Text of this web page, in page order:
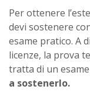
Per ottenere
devi sostenere
esame pratico. A
licenze, la prova
tratta di un
a sostenerlo.